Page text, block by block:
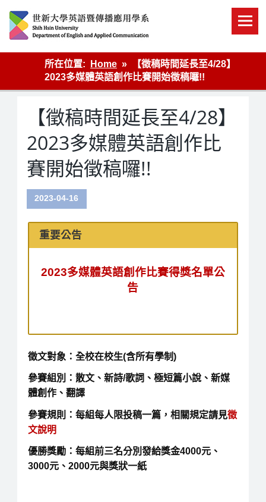
content
英語傳播
所在位置:
Home
【徵稿時間延長至4/28】
2023多媒體英語創作比賽開始徵稿囉!!
【徵稿時間延長至4/28】
2023多媒體英語創作比
賽開始徵稿囉!!
2023-04-16
重要公告
2023多媒體英語創作比賽得獎名單公
告
徵文對象：全校在校生(含所有學制)
參賽組別：散文、新詩/歌詞、極短篇小說、新媒
體創作、翻譯
參賽規則：每組每人限投稿一篇，相關規定請見徵
文說明
優勝獎勵：每組前三名分別發給獎金4000元、
3000元、2000元與獎狀一紙